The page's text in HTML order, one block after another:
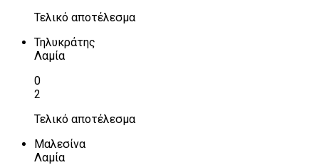
Τελικό αποτέλεσμα
Τηλυκράτης
Λαμία
0
2
Τελικό αποτέλεσμα
Μαλεσίνα
Λαμία